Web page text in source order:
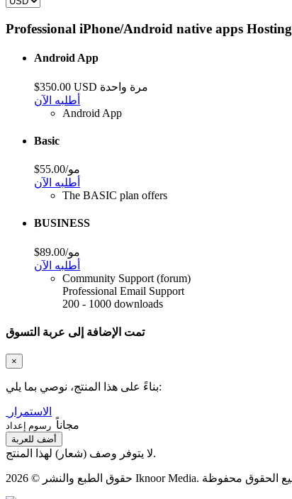
Professional iPhone/Android native apps Hosting
Android App
$350.00 USD مرة واحدة
أطلبه الآن
Android App
Basic
$55.00/مو
أطلبه الآن
The BASIC plan offers
BUSINESS
$89.00/مو
أطلبه الآن
Community Support (forum)
Professional Email Support
200 - 1000 downloads
تمت الإضافة إلى عربة التسوق
×
بناءً على هذا المنتج، نوصي بما يلي:
الاستمرار
مجاناً رسوم إعداد
أضف للعربة
لا يتوفر وصف (شعار) لهذا المنتج.